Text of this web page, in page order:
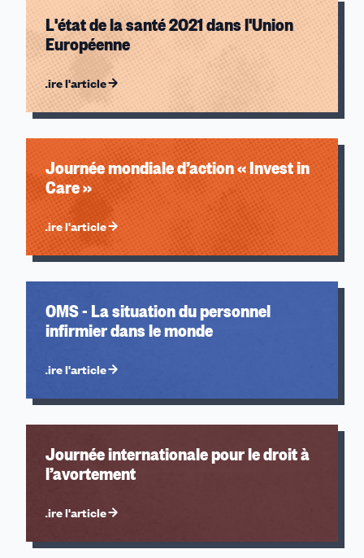
L'état de la santé 2021 dans l'Union
Européenne
Lire l'article
Journée mondiale d’action « Invest in
Care »
Lire l'article
OMS - La situation du personnel
infirmier dans le monde
Lire l'article
Journée internationale pour le droit à
l’avortement
Lire l'article